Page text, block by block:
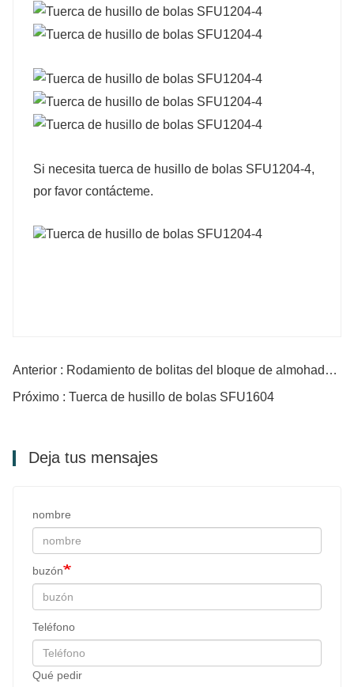
Si necesita tuerca de husillo de bolas SFU1204-4,
por favor contácteme.
Anterior : Rodamiento de bolitas del bloque de almohada UCFC206
Próximo : Tuerca de husillo de bolas SFU1604
Deja tus mensajes
nombre
buzón
Teléfono
Qué pedir